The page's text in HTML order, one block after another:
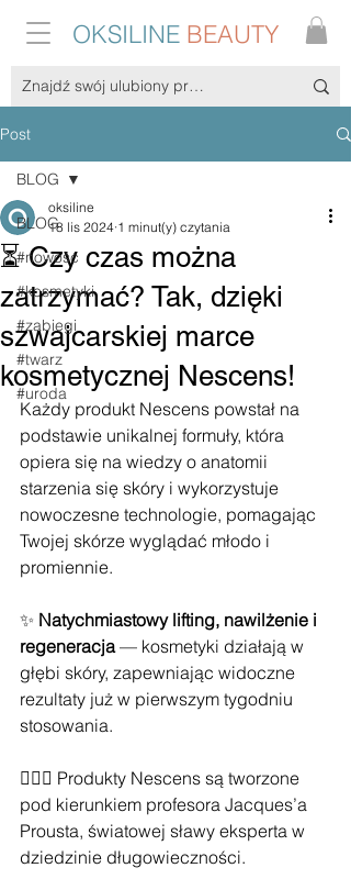
OKSILINE BEAUTY
Post
BLOG
#nowość
#kosmetyki
#zabiegi
#twarz
#uroda
BLOG
⏳ Czy czas można
zatrzymać? Tak, dzięki
szwajcarskiej marce
kosmetycznej Nescens!
oksiline
18 lis 2024 1 minut(y) czytania
Każdy produkt Nescens powstał na
podstawie unikalnej formuły, która
opiera się na wiedzy o anatomii
starzenia się skóry i wykorzystuje
nowoczesne technologie, pomagając
Twojej skórze wyglądać młodo i
promiennie.
✨ Natychmiastowy lifting, nawilżenie i
regeneracja — kosmetyki działają w
głębi skóry, zapewniając widoczne
rezultaty już w pierwszym tygodniu
stosowania.
👨🏻‍⚕️ Produkty Nescens są tworzone
pod kierunkiem profesora Jacques’a
Prousta, światowej sławy eksperta w
dziedzinie długowieczności.